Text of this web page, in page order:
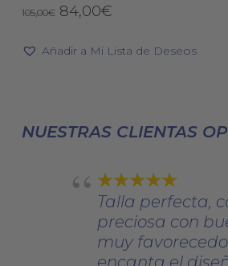
105,00€ El
original
84,00€El
actual
Añadir a Mi Lista de Deseos
NUESTRAS CLIENTAS
Talla perfecta,
preciosa con
muy
encanta el